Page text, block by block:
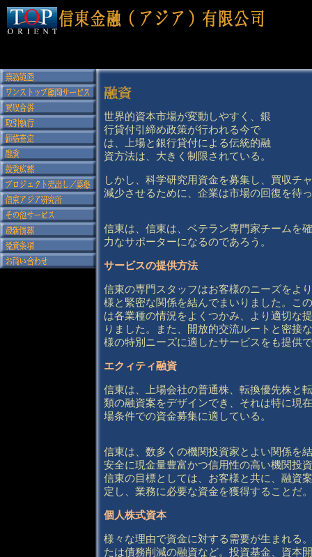
世界的資本市場が変動しやすく、銀
行貸付引締め政策が行われる今で
は、上場と銀行貸付による伝統的融
資方法は、大きく制限されている。
しかし、科学研究用資金を募集し、買収チ
減少させるために、企業は市場の回復を待
信東は、信東は、ベテラン専門家チームを
力なサポーターになるのであろう。
サービスの提供方法
信東の専門スタッフはお客様のニーズをよ
様と緊密な関係を結んでまいりました。こ
は各業種の情況をよくつかみ、より適切な
りました。また、開放的交流ルートと密接
様の特別ニーズに適したサービスをも提供
エクィティ融資
信東は、上場会社の普通株、転換優先株と
類の融資案をデザインでき、それは特に現
場条件での資金募集に適している。
信東は、数多くの機関投資家とよい関係を
安全に現金量豊富かつ信用性の高い機関投
信東の目標としては、お客様と共に、融資
定し、業務に必要な資金を獲得することだ。
個人株式資本
様々な理由で資金に対する需要が生まれる
たは債務削減の融資など。投資基金、資本